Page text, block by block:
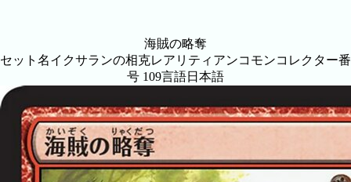
海賊の略奪
セット名イクサランの相克レアリティ アンコモンコレクター番
号 109言語日本語